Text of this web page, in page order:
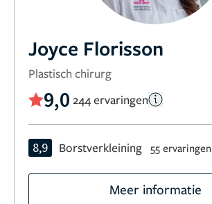
Joyce Florisson
Plastisch chirurg
9,0 244 ervaringen
8,9 Borstverkleining 55 ervaringen
Meer informatie